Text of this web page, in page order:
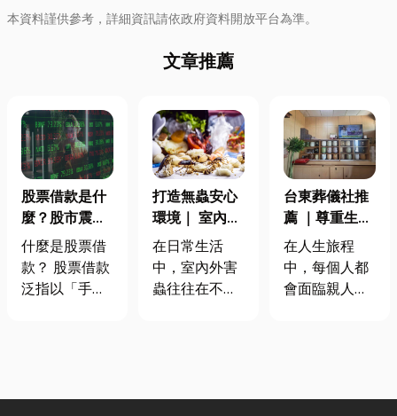
本資料謹供參考，詳細資訊請依政府資料開放平台為準。
文章推薦
股票借款是什
麼？股市震盪|
股票借款、股
票質借、當鋪
借款完整比較
什麼是股票借
款？ 股票借款
泛指以「手中
的融資方式，
打造無蟲安心
環境｜ 室內外
害蟲防治全攻
略
在日常生活
中，室內外害
蟲往往在不知
渣或積水，容
台東葬儀社推
薦 ｜尊重生
命、貼心陪伴
每一段告別
在人生旅程
中，每個人都
會面臨親人離
儀社，不只是